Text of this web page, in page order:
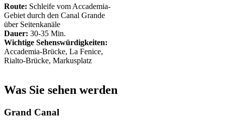
Route: Schleife vom Accademia-
Gebiet durch den Canal Grande
über Seitenkanäle
Dauer: 30-35 Min.
Wichtige Sehenswürdigkeiten:
Accademia-Brücke, La Fenice,
Rialto-Brücke, Markusplatz
Was Sie sehen werden
Grand Canal